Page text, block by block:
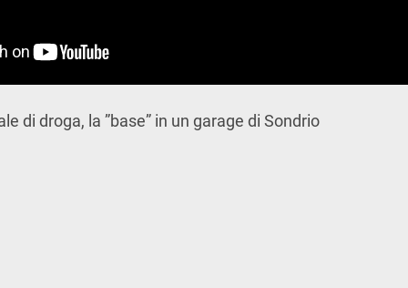
di droga, la ”base” in un garage di Sondrio